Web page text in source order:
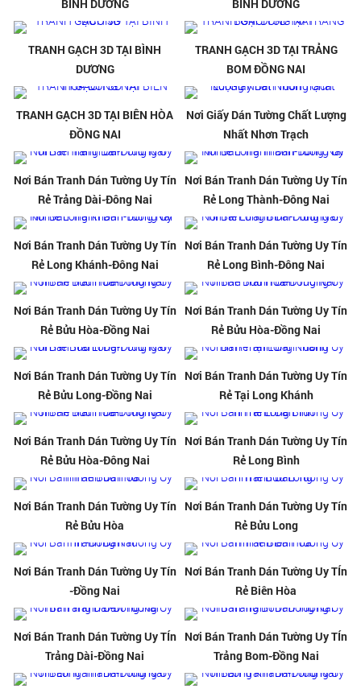
BÌNH DƯƠNG BÌNH DƯƠNG
TRANH GẠCH 3D TẠI BÌNH
DƯƠNG
TRANH GẠCH 3D TẠI TRẢNG
BOM ĐỒNG NAI
TRANH GẠCH 3D TẠI BIÊN HÒA
ĐỒNG NAI
Nơi Giấy Dán Tường Chất Lượng
Nhất Nhơn Trạch
Nơi Bán Tranh Dán Tường Uy Tín
Rẻ Trảng Dài-Đông Nai
Nơi Bán Tranh Dán Tường Uy Tín
Rẻ Long Thành-Đông Nai
Nơi Bán Tranh Dán Tường Uy Tín
Rẻ Long Khánh-Đông Nai
Nơi Bán Tranh Dán Tường Uy Tín
Rẻ Long Bình-Đông Nai
Nơi Bán Tranh Dán Tường Uy Tín
Rẻ Bửu Hòa-Đồng Nai
Nơi Bán Tranh Dán Tường Uy Tín
Rẻ Bửu Hòa-Đồng Nai
Nơi Bán Tranh Dán Tường Uy Tín
Rẻ Bửu Long-Đồng Nai
Nơi Bán Tranh Dán Tường Uy Tín
Rẻ Tại Long Khánh
Nơi Bán Tranh Dán Tường Uy Tín
Rẻ Bửu Hòa-Đông Nai
Nơi Bán Tranh Dán Tường Uy Tín
Rẻ Long Bình
Nơi Bán Tranh Dán Tường Uy Tín
Rẻ Bửu Hòa
Nơi Bán Tranh Dán Tường Uy Tín
Rẻ Bửu Long
Nơi Bán Tranh Dán Tường Uy Tín
-Đồng Nai
Nơi Bán Tranh Dán Tường Uy TÍn
Rẻ Biên Hòa
Nơi Bán Tranh Dán Tường Uy TÍn
Trảng Dài-Đồng Nai
Nơi Bán Tranh Dán Tường Uy TÍn
Trảng Bom-Đồng Nai